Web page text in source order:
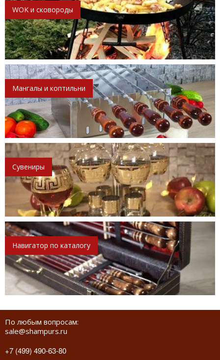
WOK и сковороды
Мангалы и коптильни
Сувениры
Навигатор по каталогу
По любым вопросам:
sale@shampurs.ru
+7 (499) 490-63-80